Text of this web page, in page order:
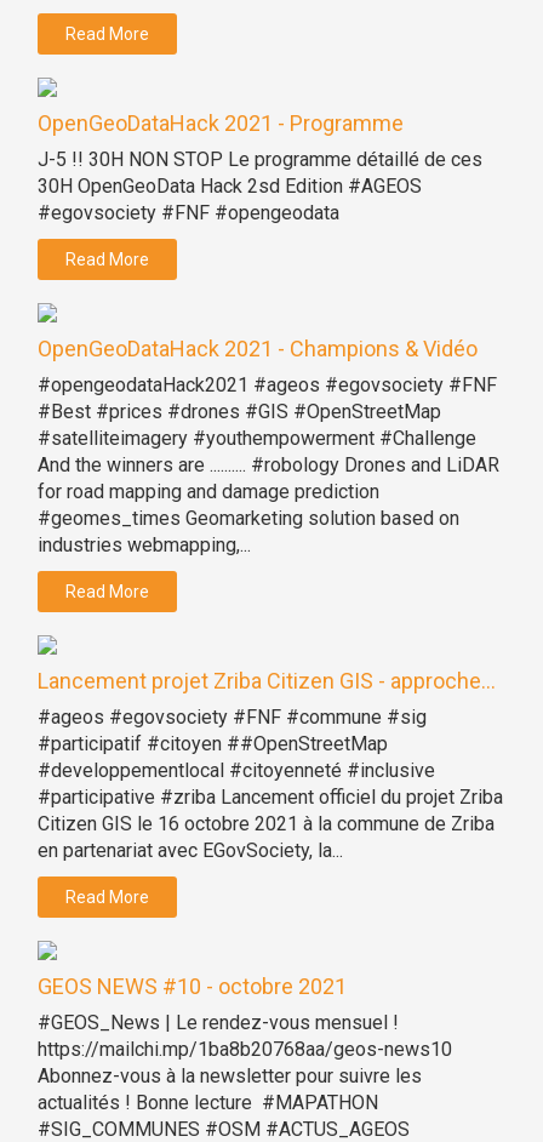
Read More
OpenGeoDataHack 2021 - Programme
J-5 !! 30H NON STOP Le programme détaillé de ces
30H OpenGeoData Hack 2sd Edition #AGEOS
#egovsociety #FNF #opengeodata
Read More
OpenGeoDataHack 2021 - Champions & Vidéo
#opengeodataHack2021 #ageos #egovsociety #FNF
#Best #prices #drones #GIS #OpenStreetMap
#satelliteimagery #youthempowerment #Challenge
And the winners are .......... #robology Drones and LiDAR
for road mapping and damage prediction
#geomes_times Geomarketing solution based on
industries webmapping,...
Read More
Lancement projet Zriba Citizen GIS - approche...
#ageos #egovsociety #FNF #commune #sig
#participatif #citoyen ##OpenStreetMap
#developpementlocal #citoyenneté #inclusive
#participative #zriba Lancement officiel du projet Zriba
Citizen GIS le 16 octobre 2021 à la commune de Zriba
en partenariat avec EGovSociety, la...
Read More
GEOS NEWS #10 - octobre 2021
#GEOS_News | Le rendez-vous mensuel !
https://mailchi.mp/1ba8b20768aa/geos-news10
Abonnez-vous à la newsletter pour suivre les
actualités ! Bonne lecture #MAPATHON
#SIG_COMMUNES #OSM #ACTUS_AGEOS